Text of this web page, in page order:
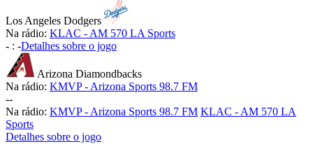
Los Angeles Dodgers
Na rádio: KLAC - AM 570 LA Sports
- : -Detalhes sobre o jogo
Arizona Diamondbacks
Na rádio: KMVP - Arizona Sports 98.7 FM
--
Na rádio: KMVP - Arizona Sports 98.7 FM KLAC - AM 570 LA
Sports
Detalhes sobre o jogo